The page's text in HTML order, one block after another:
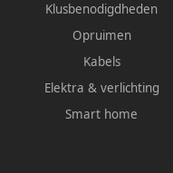
Klusbenodigdheden
Opruimen
Kabels
Elektra & verlichting
Smart home